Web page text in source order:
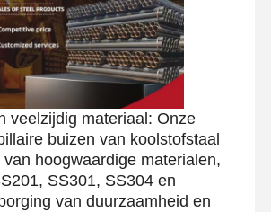
veelzijdig materiaal: Onze
buizen van koolstofstaal
hoogwaardige materialen,
SS301, SS304 en
van duurzaamheid en